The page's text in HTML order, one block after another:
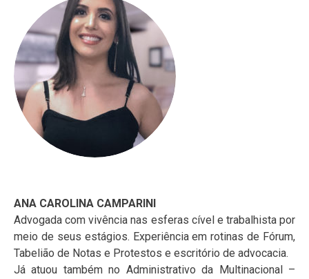
ANA CAROLINA CAMPARINI
Advogada com vivência nas esferas cível e trabalhista por
meio de seus estágios. Experiência em rotinas de Fórum,
Tabelião de Notas e Protestos e escritório de advocacia.
Já atuou também no Administrativo da Multinacional –